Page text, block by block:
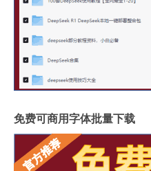
免费可商用字体批量下载